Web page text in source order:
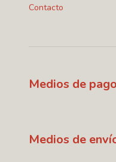
Contacto
Medios de pago
Medios de